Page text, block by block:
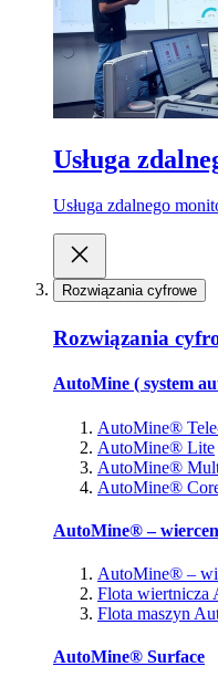
Usługa
Usługa zdalnego
Rozwiązania cyfrowe
Rozwiązania
AutoMine ( system
AutoMine®
AutoMine® Lite
AutoMine®
AutoMine®
AutoMine® –
AutoMine® –
Flota
Flota maszyn
AutoMine® Surface